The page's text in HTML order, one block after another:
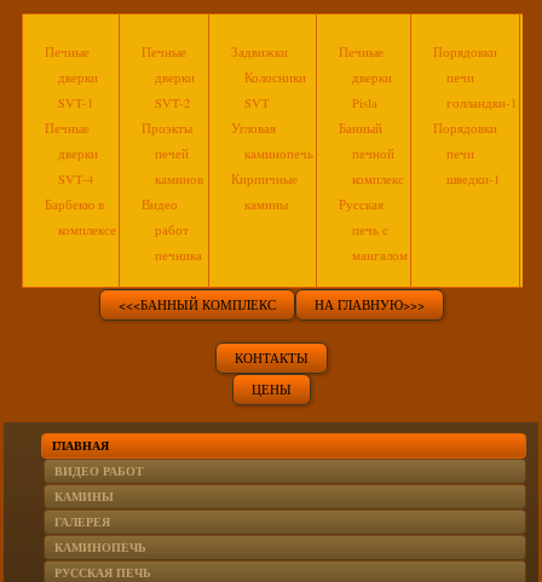
Печные
дверки
SVT-1
Печные
дверки
SVT-4
Барбекю в
комплексе
Печные
дверки
SVT-2
Проэкты
печей
каминов
Видео
работ
печника
Задвижки
Колосники
SVT
Угловая
каминопечь
Кирпичные
камины
Печные
дверки
Pisla
Банный
печной
комплекс
Русская
печь с
мангалом
Порядовки
печи
голландки-1
Порядовки
печи
шведки-1
<<<БАННЫЙ КОМПЛЕКС НА ГЛАВНУЮ>>>
КОНТАКТЫ
ЦЕНЫ
ГЛАВНАЯ
ВИДЕО РАБОТ
КАМИНЫ
ГАЛЕРЕЯ
КАМИНОПЕЧЬ
РУССКАЯ ПЕЧЬ